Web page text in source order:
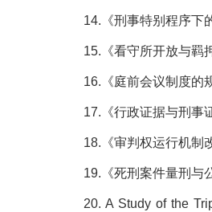
14.《刑事特别程序下
15.《看守所开放与羁
16.《庭前会议制度的
17.《行政证据与刑事
18.《审判权运行机制
19.《死刑案件量刑与
20. A Study of the